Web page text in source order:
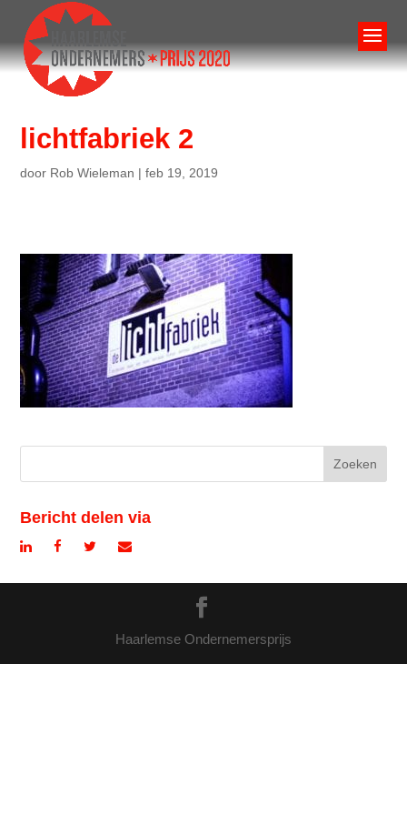
lichtfabriek 2
door Rob Wieleman |feb 19, 2019
Bericht delen via
Haarlemse Ondernemersprijs